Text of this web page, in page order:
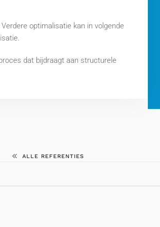
optimalisatie kan in volgende
dat bijdraagt aan structurele
ALLE REFERENTIES